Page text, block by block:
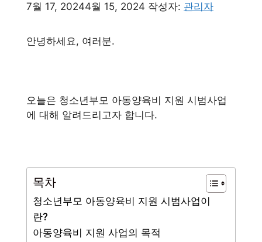
7월 17, 20244월 15, 2024 작성자: 관리자
안녕하세요, 여러분.
오늘은 청소년부모 아동양육비 지원 시범사업
에 대해 알려드리고자 합니다.
목차
청소년부모 아동양육비 지원 시범사업이
란?
아동양육비 지원 사업의 목적